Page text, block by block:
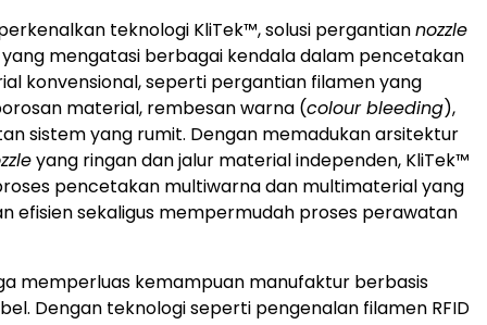
teknologi KliTek™, solusi pergantiannozzle
mengatasi berbagai kendala dalam pencetakan
konvensional, seperti pergantian filamen yang
material, rembesan warna (colour bleeding),
sistem yang rumit. Dengan memadukan arsitektur
yang ringan dan jalur material independen, KliTek™
pencetakan multiwarna dan multimaterial yang
efisien sekaligus mempermudah proses perawatan
memperluas kemampuan manufaktur berbasis
Dengan teknologi seperti pengenalan filamen RFID